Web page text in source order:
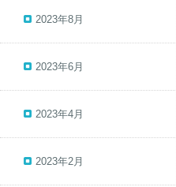
2023年8月
2023年6月
2023年4月
2023年2月